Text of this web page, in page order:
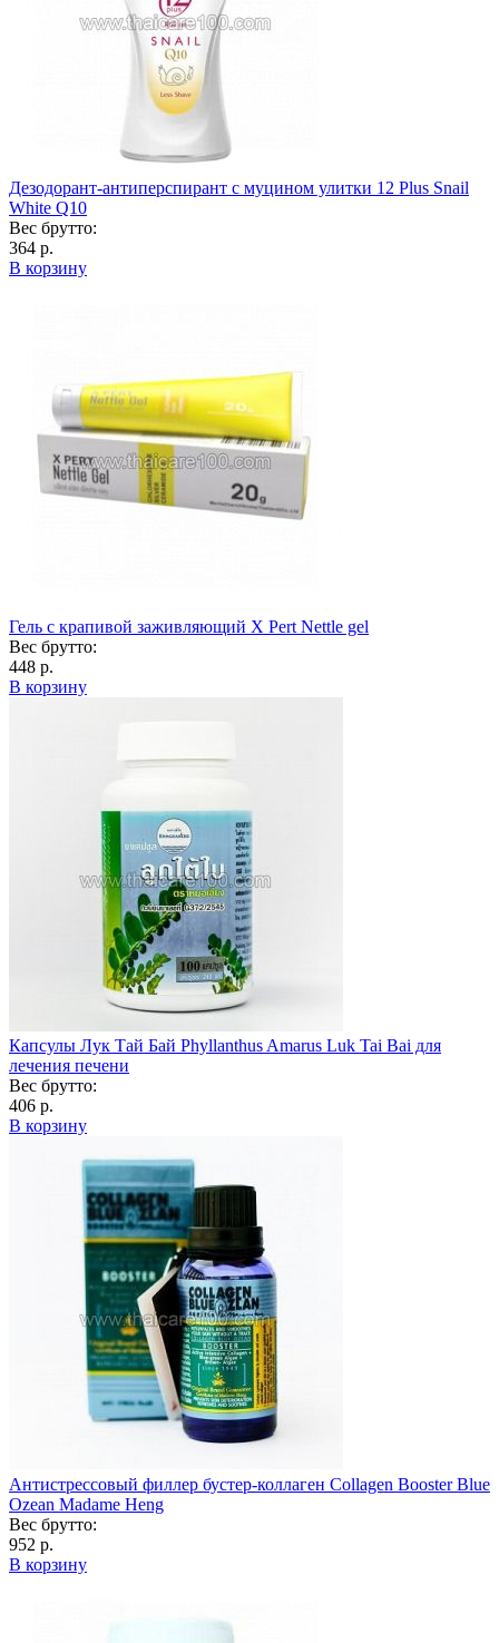
Дезодорант-антиперспирант с муцином улитки 12 Plus Snail
White Q10
Вес брутто:
364 р.
В корзину
Гель с крапивой заживляющий X Pert Nettle gel
Вес брутто:
448 р.
В корзину
Капсулы Лук Тай Бай Phyllanthus Amarus Luk Tai Bai для
лечения печени
Вес брутто:
406 р.
В корзину
Антистрессовый филлер бустер-коллаген Collagen Booster Blue
Ozean Madame Heng
Вес брутто:
952 р.
В корзину